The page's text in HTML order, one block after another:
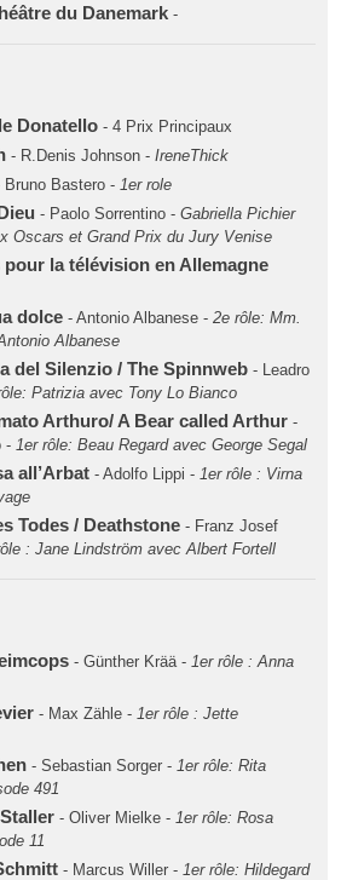
du Danemark-
Donatello- 4 Prix Principaux
- R.Denis Johnson - IreneThick
Bastero - 1er role
- Paolo Sorrentino - Gabriella Pichier
Oscars et Grand Prix du Jury Venise
pour la télévision en Allemagne
dolce - Antonio Albanese - 2e rôle: Mm.
Albanese
del Silenzio / The Spinnweb - Leadro
Patrizia avec Tony Lo Bianco
Arthuro/ A Bear called Arthur -
- 1er rôle: Beau Regard avec George Segal
all’Arbat - Adolfo Lippi - 1er rôle : Virna
Todes / Deathstone - Franz Josef
: Jane Lindström avec Albert Fortell
- Günther Krää - 1er rôle : Anna
- Max Zähle - 1er rôle : Jette
- Sebastian Sorger - 1er rôle: Rita
491
- Oliver Mielke - 1er rôle: Rosa
11
- Marcus Willer - 1er rôle: Hildegard